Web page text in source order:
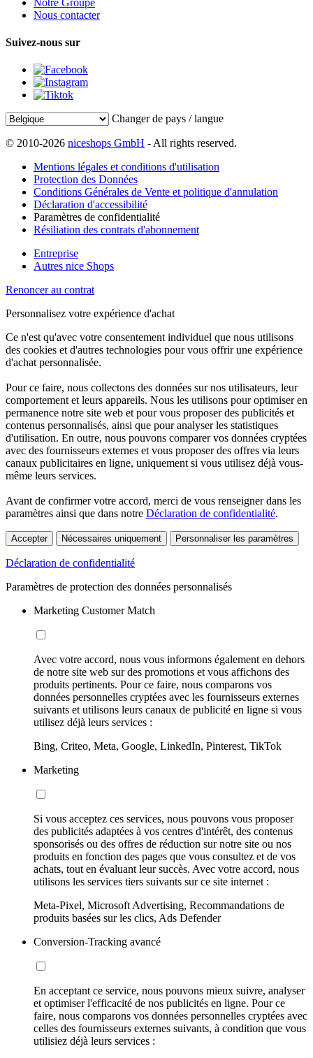
Nous contacter
Suivez-nous sur
Changer de pays / langue
© 2010-2026 niceshops GmbH - All rights reserved.
Mentions légales et conditions d'utilisation
Protection des Données
Conditions Générales de Vente et politique d'annulation
Déclaration d'accessibilité
Paramètres de confidentialité
Résiliation des contrats d'abonnement
Entreprise
Autres nice Shops
Renoncer au contrat
Personnalisez votre expérience d'achat
Ce n'est qu'avec votre consentement individuel que nous utilisons
des cookies et d'autres technologies pour vous offrir une expérience
d'achat personnalisée.
Pour ce faire, nous collectons des données sur nos utilisateurs, leur
comportement et leurs appareils. Nous les utilisons pour optimiser en
permanence notre site web et pour vous proposer des publicités et
contenus personnalisés, ainsi que pour analyser les statistiques
d'utilisation. En outre, nous pouvons comparer vos données cryptées
avec des fournisseurs externes et vous proposer des offres via leurs
canaux publicitaires en ligne, uniquement si vous utilisez déjà vous-
même leurs services.
Avant de confirmer votre accord, merci de vous renseigner dans les
paramètres ainsi que dans notre Déclaration de confidentialité.
Accepter Nécessaires uniquement Personnaliser les paramètres
Déclaration de confidentialité
Paramètres de protection des données personnalisés
Marketing Customer Match
Avec votre accord, nous vous informons également en dehors
de notre site web sur des promotions et vous affichons des
produits pertinents. Pour ce faire, nous comparons vos
données personnelles cryptées avec les fournisseurs externes
suivants et utilisons leurs canaux de publicité en ligne si vous
utilisez déjà leurs services :
Bing, Criteo, Meta, Google, LinkedIn, Pinterest, TikTok
Marketing
Si vous acceptez ces services, nous pouvons vous proposer
des publicités adaptées à vos centres d'intérêt, des contenus
sponsorisés ou des offres de réduction sur notre site ou nos
produits en fonction des pages que vous consultez et de vos
achats, tout en évaluant leur succès. Avec votre accord, nous
utilisons les services tiers suivants sur ce site internet :
Meta-Pixel, Microsoft Advertising, Recommandations de
produits basées sur les clics, Ads Defender
Conversion-Tracking avancé
En acceptant ce service, nous pouvons mieux suivre, analyser
et optimiser l'efficacité de nos publicités en ligne. Pour ce
faire, nous comparons vos données personnelles cryptées avec
celles des fournisseurs externes suivants, à condition que vous
utilisiez déjà leurs services :